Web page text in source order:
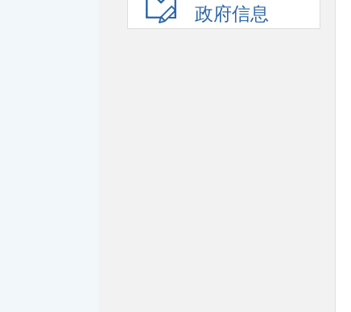
政府信息